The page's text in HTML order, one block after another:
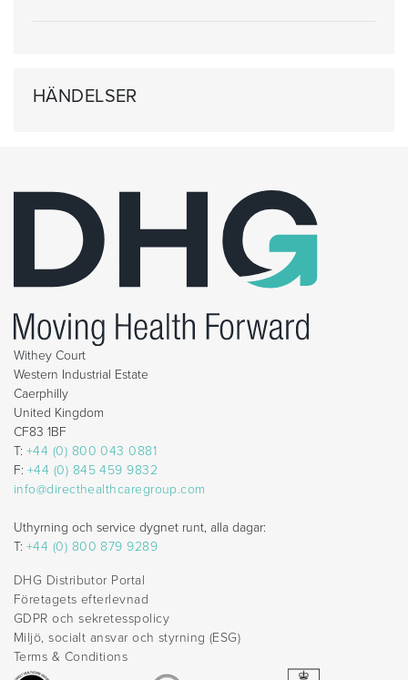
HÄNDELSER
Withey Court
Western Industrial Estate
Caerphilly
United Kingdom
CF83 1BF
T: +44 (0) 800 043 0881
F: +44 (0) 845 459 9832
info@directhealthcaregroup.com
Uthyrning och service dygnet runt, alla dagar:
T: +44 (0) 800 879 9289
DHG Distributor Portal
Företagets efterlevnad
GDPR och sekretesspolicy
Miljö, socialt ansvar och styrning (ESG)
Terms & Conditions